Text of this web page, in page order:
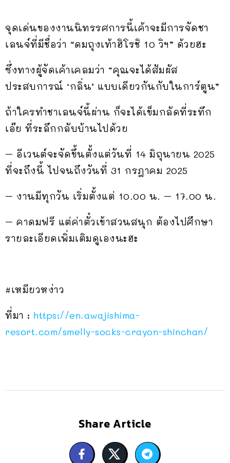
จุดเด่นของงานนิทรรศการนี้เค้าจะมีการจัดชา
เลนจ์ที่มีชื่อว่า “ดมถุงเท้าฮิโรชิ 10 วิฯ” ด้วยฮะ
ซึ่งทางผู้จัดเค้าเคลมว่า “คุณจะได้สัมผัส
ประสบการณ์ ‘กลิ่น’ แบบเดียวกันกับในการ์ตูน”
ถ้าใครทำชาเลนจ์นี้ผ่าน ก็จะได้เข็มกลัดที่ระทึก
เอ๊ย ที่ระลึกกลับบ้านไปด้วย
– อีเวนต์จะจัดขึ้นตั้งแต่วันที่ 14 มิถุนายน 2025
ที่จะถึงนี้ ไปจนถึงวันที่ 31 กรฎาคม 2025
– งานมีทุกวัน เริ่มตั้งแต่ 10.00 น. – 17.00 น.
– คาดมฟรี แต่ค่าตั๋วเข้าสวนสนุก ต้องไปศึกษา
รายละเอียดเพิ่มเติมดูเองนะฮะ
#เหมียวหง่าว
ที่มา : https://en.awajishima-
resort.com/smelly-socks-crayon-shinchan/
Share Article